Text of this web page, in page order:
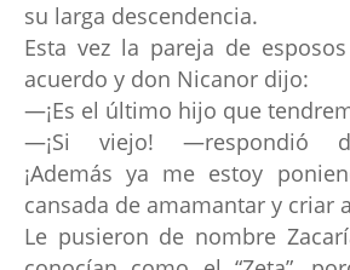
su larga descendencia.
Esta vez la pareja de
acuerdo y don Nicanor dijo:
—¡Es el último hijo que
—¡Si viejo! —respondió
¡Además ya me estoy
cansada de amamantar y criar
Le pusieron de nombre